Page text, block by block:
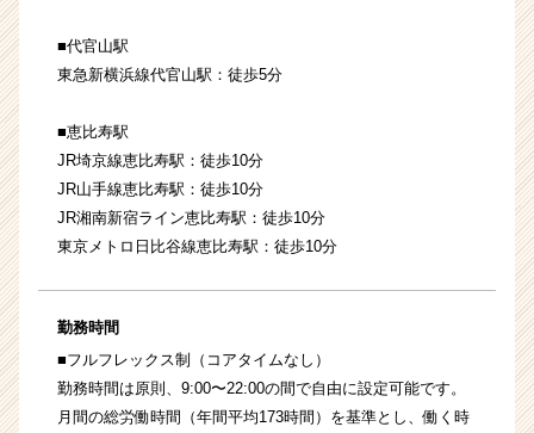
■代官山駅
東急新横浜線代官山駅：徒歩5分
■恵比寿駅
JR埼京線恵比寿駅：徒歩10分
JR山手線恵比寿駅：徒歩10分
JR湘南新宿ライン恵比寿駅：徒歩10分
東京メトロ日比谷線恵比寿駅：徒歩10分
勤務時間
■フルフレックス制（コアタイムなし）
勤務時間は原則、9:00〜22:00の間で自由に設定可能です。
月間の総労働時間（年間平均173時間）を基準とし、働く時